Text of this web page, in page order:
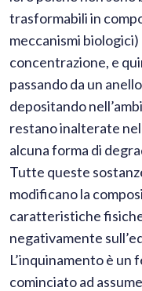
trasformabili in
meccanismi
concentrazione, e
passando da un
depositando
restano inalterate
alcuna forma di
Tutte queste
modificano la
caratteristiche
negativamente
L’inquinamento è un
cominciato ad